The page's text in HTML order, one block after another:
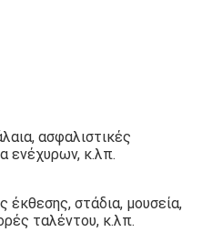
ασφαλιστικές
ενέχυρων, κ.λπ.
έκθεσης, στάδια, μουσεία,
ταλέντου, κ.λπ.